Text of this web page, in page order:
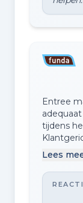
Entree
tijdens
een
Lees